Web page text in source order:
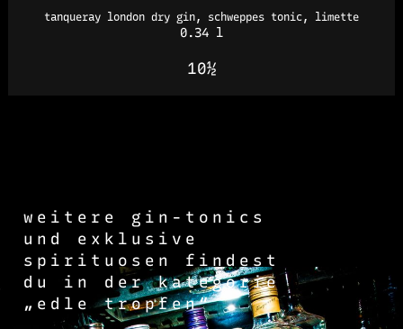
tanqueray london dry gin, schweppes tonic, limette
0.34 l
10½
weitere gin-tonics
und exklusive
spirituosen findest
du in der kategorie
„edle tropfen“